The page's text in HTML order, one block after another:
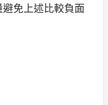
免上述比較負面